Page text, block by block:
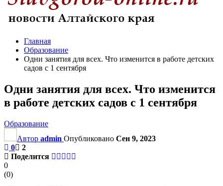
Главная
Образование
Одни занятия для всех. Что изменится в работе детских
садов с 1 сентября
Одни занятия для всех. Что изменится
в работе детских садов с 1 сентября
Образование
Автор admin Опубликовано Сен 9, 2023
0
2
Поделится
0
(0)